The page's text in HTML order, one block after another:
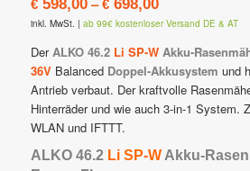
€598,00–€698,00
inkl. MwSt. | ab 99€ kostenloser Versand DE & AT
DerALKO 46.2 Li SP-W Akku-
36VBalanced Doppel-Akkusystem und
Antrieb verbaut. Der kraftvolle
Hinterräder und wie auch 3-in-1 System.
WLAN und IFTTT.
ALKO 46.2 Li SP-WAkku-